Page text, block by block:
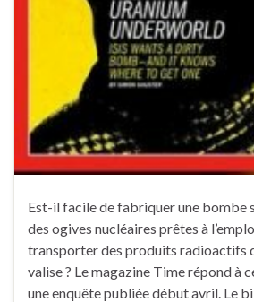
Est-il facile de fabriquer une bombe
des ogives nucléaires prêtes à
transporter des produits radioactifs
valise ? Le magazine Time répond à
une enquête publiée début avril. Le